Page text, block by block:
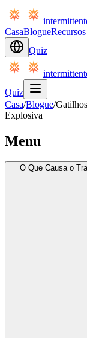
CasaBlogueRecursos
Quiz
Quiz
Casa/Blogue/
Explosiva
Menu
O Que Causa o